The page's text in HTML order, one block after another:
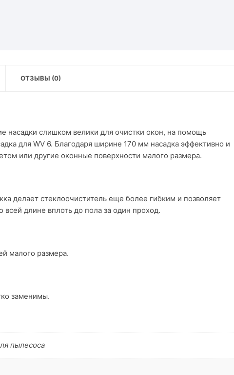
ОТЗЫВЫ (0)
насадки слишком велики для очистки окон, на помощь
для WV 6. Благодаря ширине 170 мм насадка эффективно и
или другие оконные поверхности малого размера.
делает стеклоочиститель еще более гибким и позволяет
всей длине вплоть до пола за один проход.
малого размера.
заменимы.
пылесоса